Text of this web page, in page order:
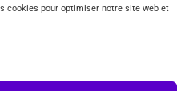
cookies pour optimiser notre site web et